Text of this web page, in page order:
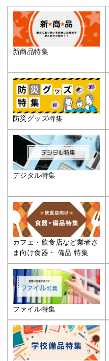
新商品特集
防災グッズ特集
デジタル特集
カフェ・飲食店など業者さ
ま向け食器・ 備品 特集
ファイル特集